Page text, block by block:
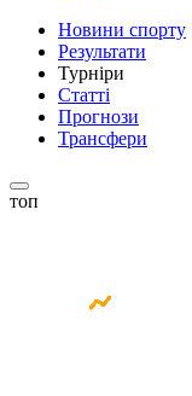
Новини спорту
Результати
Турніри
Статті
Прогнози
Трансфери
топ